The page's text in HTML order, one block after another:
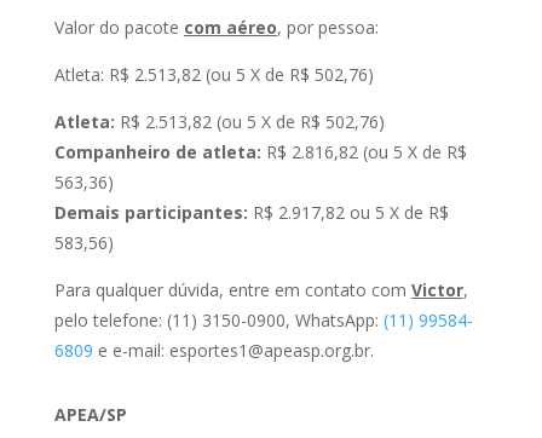
Valor do pacote com aéreo, por pessoa:
Atleta: R$ 2.513,82 (ou 5 X de R$ 502,76)
Atleta: R$ 2.513,82 (ou 5 X de R$ 502,76)
Companheiro de atleta: R$ 2.816,82 (ou 5 X de R$
563,36)
Demais participantes: R$ 2.917,82 ou 5 X de R$
583,56)
Para qualquer dúvida, entre em contato com Victor,
pelo telefone: (11) 3150-0900, WhatsApp: (11) 99584-
6809 e e-mail: esportes1@apeasp.org.br.
APEA/SP